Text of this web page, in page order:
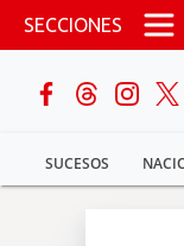
Pasar al contenido
SECCIONES
SUCESOS
buscar
Sucesos